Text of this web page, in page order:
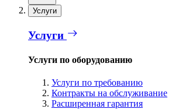
Услуги
Услуги
Услуги по оборудованию
Услуги по требованию
Контракты на обслуживание
Расширенная гарантия